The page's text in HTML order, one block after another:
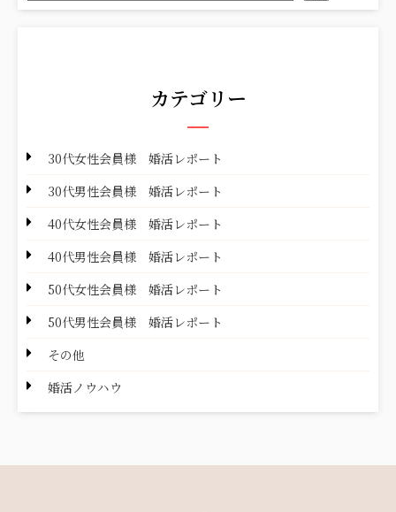
カテゴリー
30代女性会員様 婚活レポート
30代男性会員様 婚活レポート
40代女性会員様 婚活レポート
40代男性会員様 婚活レポート
50代女性会員様 婚活レポート
50代男性会員様 婚活レポート
その他
婚活ノウハウ